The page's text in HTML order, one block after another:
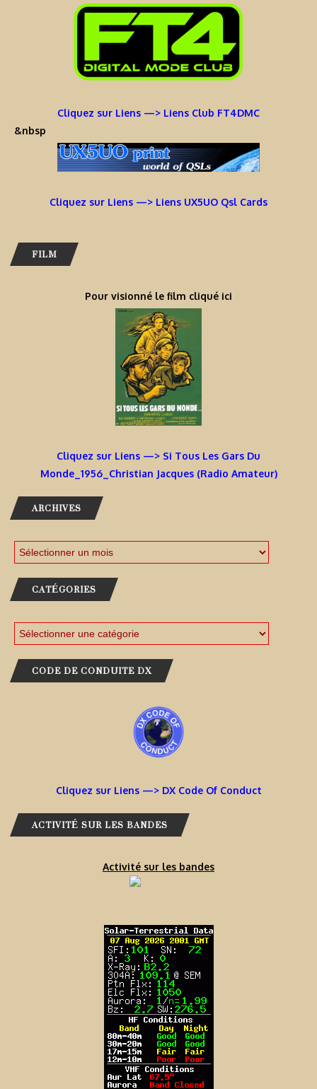
Cliquez sur Liens —> Liens Club FT4DMC
&nbsp
Cliquez sur Liens —> Liens UX5UO Qsl Cards
FILM
Pour visionné le film cliqué ici
Cliquez sur Liens —> Si Tous Les Gars Du
Monde_1956_Christian Jacques (Radio Amateur)
ARCHIVES
CATÉGORIES
CODE DE CONDUITE DX
Cliquez sur Liens —> DX Code Of Conduct
ACTIVITÉ SUR LES BANDES
Activité sur les bandes